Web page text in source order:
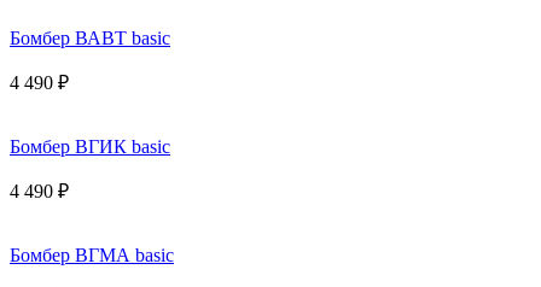
Бомбер ВАВТ basic
4 490 ₽
Бомбер ВГИК basic
4 490 ₽
Бомбер ВГМА basic